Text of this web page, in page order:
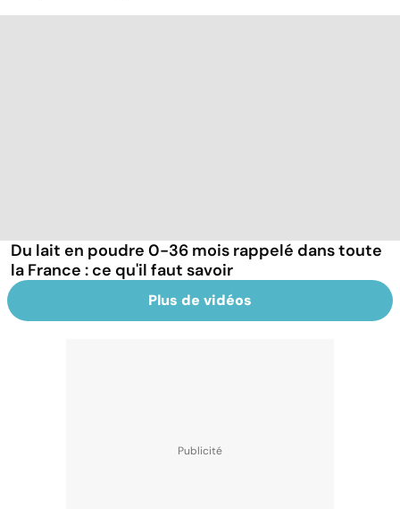
Du lait en poudre 0-36 mois rappelé dans toute
la France : ce qu'il faut savoir
Plus de vidéos